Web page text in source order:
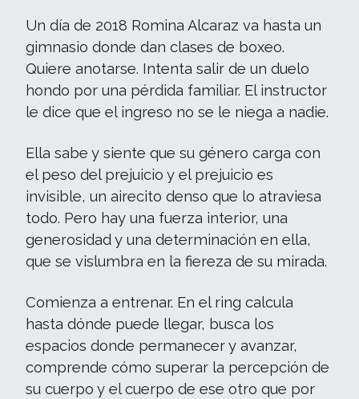
Un día de 2018 Romina Alcaraz va hasta un
gimnasio donde dan clases de boxeo.
Quiere anotarse. Intenta salir de un duelo
hondo por una pérdida familiar. El instructor
le dice que el ingreso no se le niega a nadie.
Ella sabe y siente que su género carga con
el peso del prejuicio y el prejuicio es
invisible, un airecito denso que lo atraviesa
todo. Pero hay una fuerza interior, una
generosidad y una determinación en ella,
que se vislumbra en la fiereza de su mirada.
Comienza a entrenar. En el ring calcula
hasta dónde puede llegar, busca los
espacios donde permanecer y avanzar,
comprende cómo superar la percepción de
su cuerpo y el cuerpo de ese otro que por